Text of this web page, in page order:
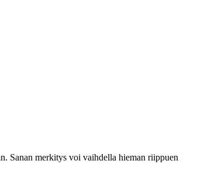
Sanan merkitys voi vaihdella hieman riippuen